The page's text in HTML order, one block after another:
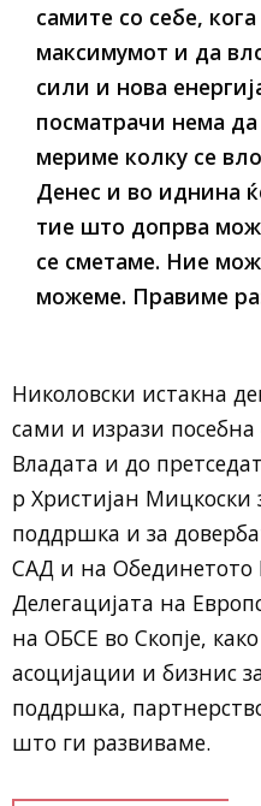
самите со себе,
максимумот и да
сили и нова
посматрачи нема
мериме колку се
Денес и во иднина
тие што допрва
се сметаме. Ние
можеме. Правиме
Николовски истакна
сами и изрази
Владата и до
р Христијан Мицкоски
поддршка и за
САД и на Обединетото
Делегацијата на
на ОБСЕ во Скопје,
асоцијации и бизнис
поддршка,
што ги развиваме.